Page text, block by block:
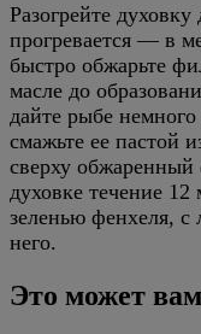
Разогрейте
прогревается — в
быстро обжарьте
масле до
дайте рыбе
смажьте ее пастой
сверху
духовке течение
зеленью фенхеля, с
него.
Это может